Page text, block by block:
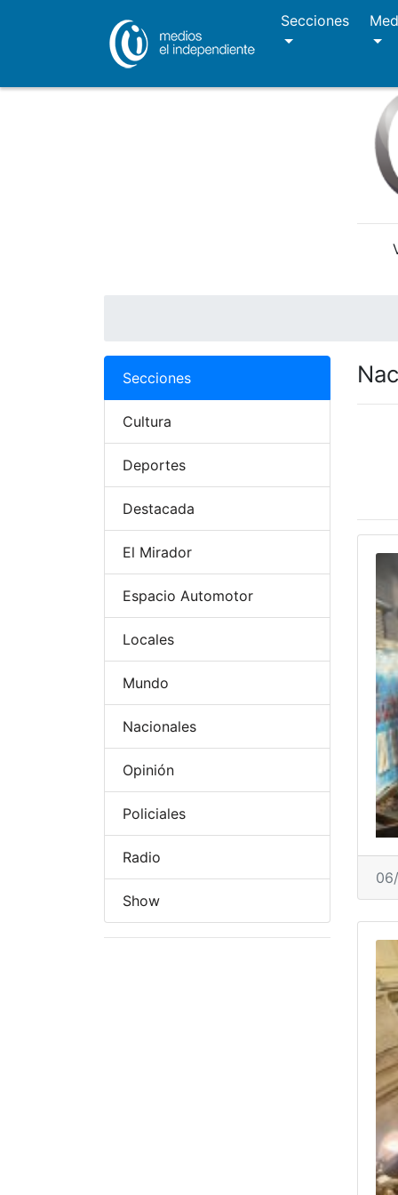
Secciones
Secciones
Cultura
Deportes
Destacada
El Mirador
Espacio Automotor
Locales
Mundo
Nacionales
Opinión
Policiales
Radio
Show